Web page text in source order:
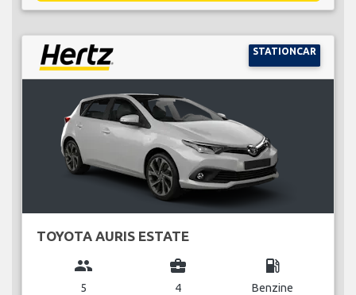
STATIONCAR
TOYOTA AURIS ESTATE
group
5
business_center
4
local_gas_station
Benzine